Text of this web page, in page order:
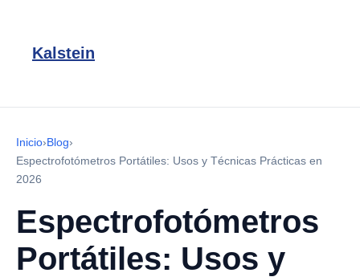
Kalstein
Inicio›Blog›
Espectrofotómetros Portátiles: Usos y Técnicas Prácticas en
2026
Espectrofotómetros
Portátiles: Usos y